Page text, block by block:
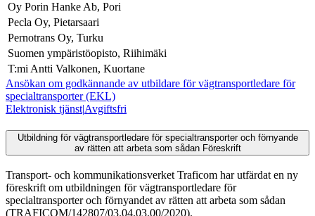
Oy Porin Hanke Ab, Pori
Pecla Oy, Pietarsaari
Pernotrans Oy, Turku
Suomen ympäristöopisto, Riihimäki
T:mi Antti Valkonen, Kuortane
Ansökan om godkännande av utbildare för vägtransportledare för
specialtransporter (EKL)
Elektronisk tjänst|Avgiftsfri
Utbildning för vägtransportledare för specialtransporter och förnyande
av rätten att arbeta som sådan Föreskrift
Transport- och kommunikationsverket Traficom har utfärdat en ny
föreskrift om utbildningen för vägtransportledare för
specialtransporter och förnyandet av rätten att arbeta som sådan
(TRAFICOM/142807/03.04.03.00/2020).